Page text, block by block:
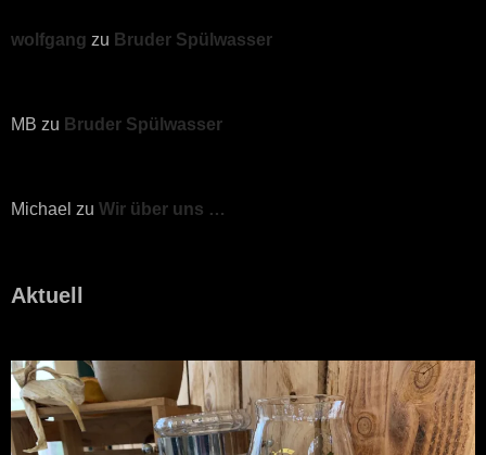
wolfgang zu Bruder Spülwasser
MB zu Bruder Spülwasser
Michael zu Wir über uns …
Aktuell